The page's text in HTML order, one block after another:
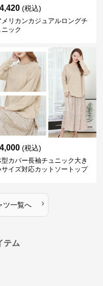
(税込)
メリカンカジュアルロングチ
ニック
(税込)
型カバー長袖チュニック大き
サイズ対応カットソートップ
ツ一覧へ ›
テム